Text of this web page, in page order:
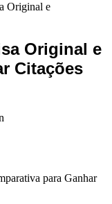
Original e
Original e
Citações